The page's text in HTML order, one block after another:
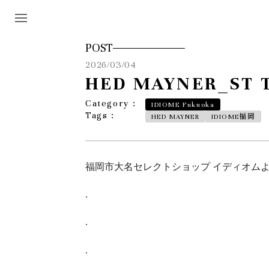
POST
2026/03/04
HED MAYNER_ST
Category : IDIOME Fukuoka
Tags : HED MAYNER IDIOME福岡
福岡市大名セレクトショップ イディオムよ
.
.
.